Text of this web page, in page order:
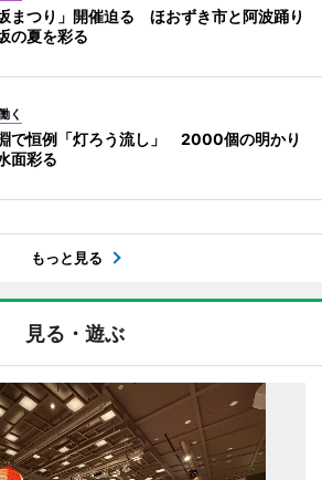
坂まつり」開催迫る ほおずき市と阿波踊り
の夏を彩る
く
で恒例「灯ろう流し」 2000個の明かり
面彩る
もっと見る
見る・遊ぶ